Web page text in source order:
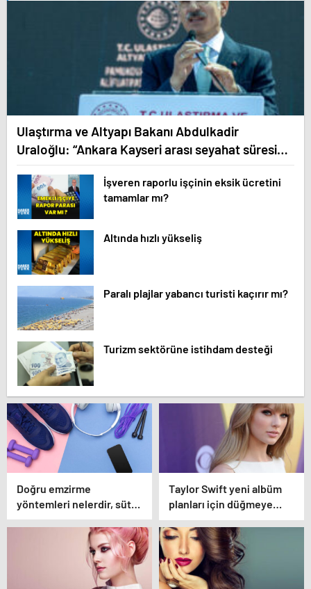
Ulaştırma ve Altyapı Bakanı Abdulkadir
Uraloğlu: “Ankara Kayseri arası seyahat süresini
7 saatten 1 saat 45 dakikaya düşüreceğiz
İşveren raporlu işçinin eksik ücretini
tamamlar mı?
Altında hızlı yükseliş
Paralı plajlar yabancı turisti kaçırır mı?
Turizm sektörüne istihdam desteği
Doğru emzirme
yöntemleri nelerdir, sütün
yettiği nasıl anlaşılır?
Taylor Swift yeni albüm
planları için düğmeye
bastığını sosyal
medyadan duyurdu!